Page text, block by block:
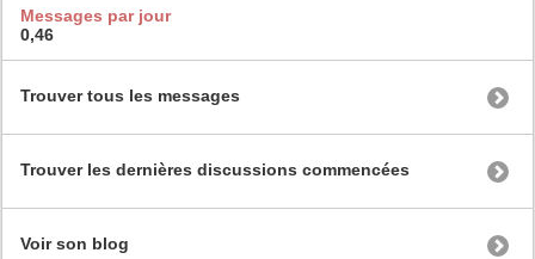
Messages par jour
0,46
Trouver tous les messages
Trouver les dernières discussions commencées
Voir son blog